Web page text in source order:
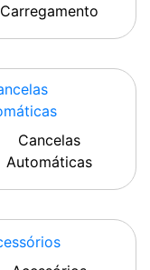
Carregamento
Cancelas
Automáticas